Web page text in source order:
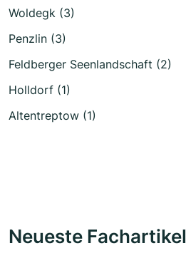
Woldegk (3)
Penzlin (3)
Feldberger Seenlandschaft (2)
Holldorf (1)
Altentreptow (1)
Neueste Fachartikel